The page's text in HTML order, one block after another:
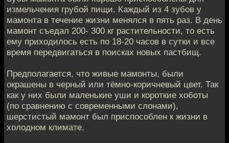
измельчения грубой пищи. Каждый из 4 зубов у
мамонта в течение жизни менялся в пять раз. В день
мамонт съедал 200- 300 кг растительности, то есть
ему приходилось есть по 18-20 часов в сутки и все
время передвигаться в поисках новых пастбищ.
Предполагается, что живые мамонты, были
окрашены в черный или тёмно-коричневый цвет. Так
как у них были маленькие уши и короткие хоботы
(по сравнению с современными слонами),
шерстистый мамонт был приспособлен к жизни в
холодном климате.